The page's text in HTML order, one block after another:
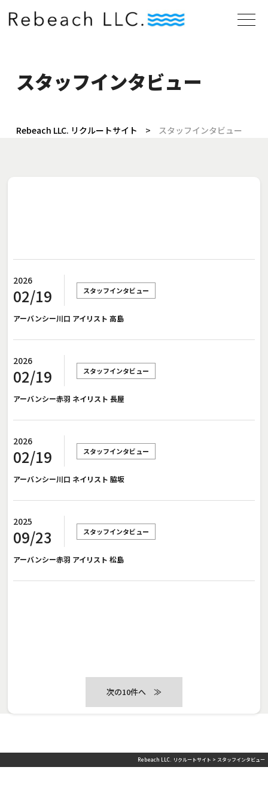
スタッフインタビュー
Rebeach LLC. リクルートサイト > スタッフインタビュー
2026
02/19 スタッフインタビュー
アーバンシー川口 アイリスト 高島
2026
02/19 スタッフインタビュー
アーバンシー赤羽 ネイリスト 長屋
2026
02/19 スタッフインタビュー
アーバンシー川口 ネイリスト 脇坂
2025
09/23 スタッフインタビュー
アーバンシー赤羽 アイリスト 松島
≫
Rebeach LLC. リクルートサイト > スタッフインタビュー